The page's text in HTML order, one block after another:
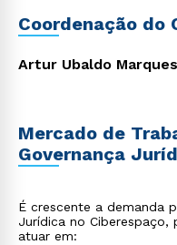
Coordenação do
Artur Ubaldo
Mercado de
Governança
É crescente a demanda
Jurídica no
atuar em: